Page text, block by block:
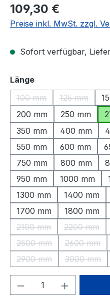
Regulärer Preis:
109,30 €
Preise inkl. MwSt. zzgl.
Sofort verfügbar,
Längeauswählen
100 mm
(Diese Option ist
125 mm
(Diese
200 mm
250 mm
350 mm
400 mm
550 mm
600 mm
750 mm
800 mm
950 mm
1000 mm
1300 mm
1400 mm
1700 mm
1800 mm
2100 mm
(Diese Option ist
2200 mm
(Diese
2500 mm
(Diese Option ist
2600 mm
(Diese
2900 mm
(Diese Option ist
3000 mm
(Diese
Produkt Anzahl: